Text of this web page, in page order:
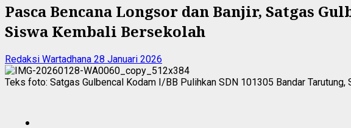
Pasca Bencana Longsor dan Banjir, Satgas
Siswa Kembali Bersekolah
Redaksi Wartadhana 28 Januari 2026
Teks foto: Satgas Gulbencal Kodam I/BB Pulihkan SDN 101305 Bandar